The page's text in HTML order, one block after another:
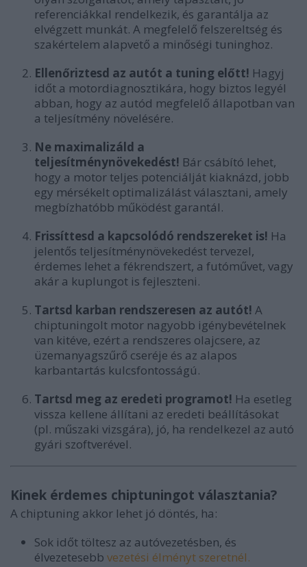
referenciákkal rendelkezik, és garantálja az
elvégzett munkát. A megfelelő felszereltség és
szakértelem alapvető a minőségi tuninghoz.
Ellenőriztesd az autót a tuning előtt! Hagyj
időt a motordiagnosztikára, hogy biztos legyél
abban, hogy az autód megfelelő állapotban van
a teljesítmény növelésére.
Ne maximalizáld a
teljesítménynövekedést! Bár csábító lehet,
hogy a motor teljes potenciálját kiaknázd, jobb
egy mérsékelt optimalizálást választani, amely
megbízhatóbb működést garantál.
Frissíttesd a kapcsolódó rendszereket is! Ha
jelentős teljesítménynövekedést tervezel,
érdemes lehet a fékrendszert, a futóművet, vagy
akár a kuplungot is fejleszteni.
Tartsd karban rendszeresen az autót! A
chiptuningolt motor nagyobb igénybevételnek
van kitéve, ezért a rendszeres olajcsere, az
üzemanyagszűrő cseréje és az alapos
karbantartás kulcsfontosságú.
Tartsd meg az eredeti programot! Ha esetleg
vissza kellene állítani az eredeti beállításokat
(pl. műszaki vizsgára), jó, ha rendelkezel az autó
gyári szoftverével.
Kinek érdemes chiptuningot választania?
A chiptuning akkor lehet jó döntés, ha:
Sok időt töltesz az autóvezetésben, és
élvezetesebb vezetési élményt szeretnél.